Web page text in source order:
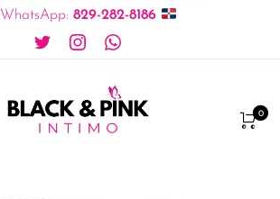
WhatsApp: 829-282-8186
0